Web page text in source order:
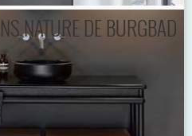
NATURE DE BURGBAD